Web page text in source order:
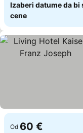
Izaberi datume da bi
cene
Od 60 €